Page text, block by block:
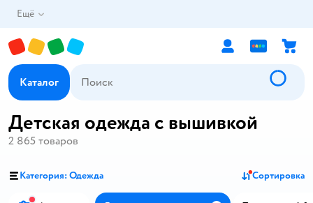
Ещё
Каталог
Детская одежда с вышивкой
2 865 товаров
Категория: Одежда Сортировка